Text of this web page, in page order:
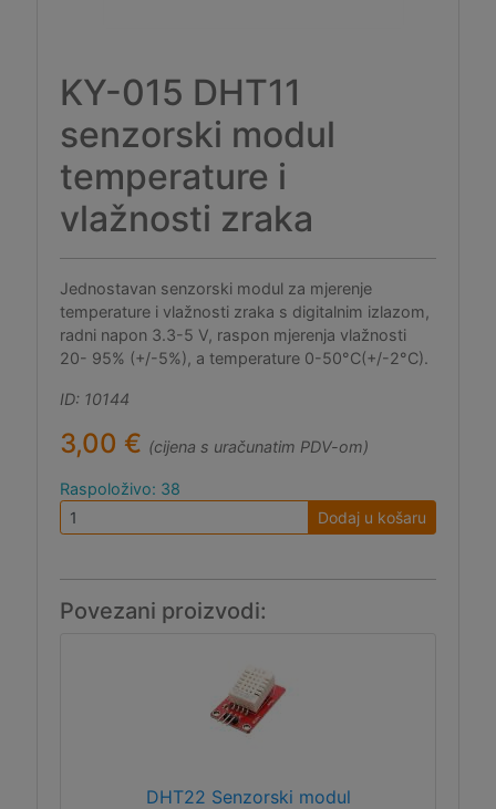
KY-015 DHT11
senzorski modul
temperature i
vlažnosti zraka
Jednostavan senzorski modul za mjerenje
temperature i vlažnosti zraka s digitalnim izlazom,
radni napon 3.3-5 V, raspon mjerenja vlažnosti
20- 95% (+/-5%), a temperature 0-50°C(+/-2°C).
ID: 10144
3,00 € (cijena s uračunatim PDV-om)
Raspoloživo: 38
Dodaj u košaru
Povezani proizvodi:
DHT22 Senzorski modul